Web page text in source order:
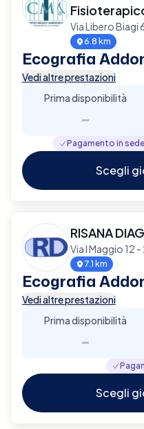
Via Libero Biagi
6.8 km
Ecografia
Vedi altre prestazioni
Prima disponibilità
-
Pagamento in sede
Scegli
RISANA
Via I Maggio 12
7.1 km
Ecografia
Vedi altre prestazioni
Prima disponibilità
-
Scegli